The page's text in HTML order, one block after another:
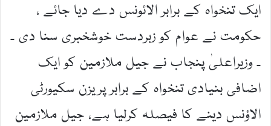
ایک تنخواہ کے برابر الائونس دے دیا جائے ،
حکومت نے عوام کو زبردست خوشخبری سنا دی ۔
۔ وزیراعلیٰ پنجاب نے جیل ملازمین کو ایک
اضافی بنیادی تنخواہ کے برابر پریزن سکیورٹی
الاؤنس دینے کا فیصلہ کرلیا ہے، جیل ملازمین